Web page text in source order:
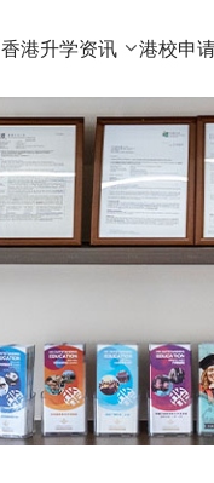
香港升学资讯 港校申